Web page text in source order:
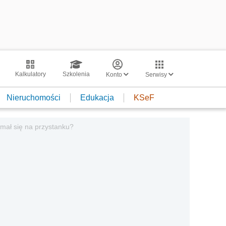
Kalkulatory Szkolenia Konto Serwisy
Nieruchomości Edukacja KSeF
się na przystanku?